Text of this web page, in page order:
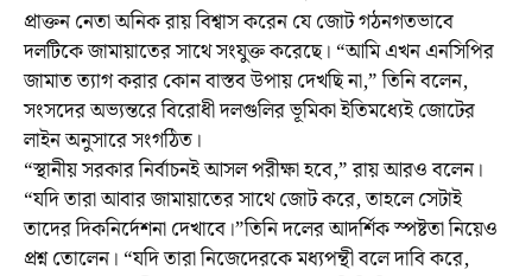
প্রাক্তন নেতা অনিক রায় বিশ্বাস করেন যে জোট গঠনগতভাবে
দলটিকে জামায়াতের সাথে সংযুক্ত করেছে। “আমি এখন এনসিপির
জামাত ত্যাগ করার কোন বাস্তব উপায় দেখছি না,” তিনি বলেন,
সংসদের অভ্যন্তরে বিরোধী দলগুলির ভূমিকা ইতিমধ্যেই জোটের
লাইন অনুসারে সংগঠিত।
“স্থানীয় সরকার নির্বাচনই আসল পরীক্ষা হবে,” রায় আরও বলেন।
“যদি তারা আবার জামায়াতের সাথে জোট করে, তাহলে সেটাই
তাদের দিকনির্দেশনা দেখাবে।”তিনি দলের আদর্শিক স্পষ্টতা নিয়েও
প্রশ্ন তোলেন। “যদি তারা নিজেদেরকে মধ্যপন্থী বলে দাবি করে,